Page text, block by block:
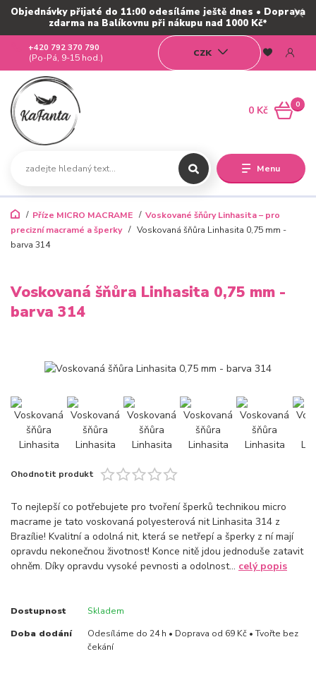
Objednávky přijaté do 11:00 odesíláme ještě dnes • Doprava
zdarma na Balíkovnu při nákupu nad 1000 Kč*
Menu
CZK
+420 792 370 790
(Po-Pá, 9-15 hod.)
0
0 Kč
Příze MICRO MACRAME
Voskované šňůry Linhasita – pro
precizní macramé a šperky
Voskovaná šňůra Linhasita 0,75 mm -
barva 314
Voskovaná šňůra Linhasita 0,75 mm -
barva 314
Ohodnotit produkt
To nejlepší co potřebujete pro tvoření šperků technikou micro
macrame je tato voskovaná polyesterová nit Linhasita 314 z
Brazílie! Kvalitní a odolná nit, která se netřepí a šperky z ní mají
opravdu nekonečnou životnost! Konce nitě jdou jednoduše zatavit
ohněm. Díky opravdu vysoké pevnosti a odolnost... celý popis
Dostupnost Skladem
Doba dodání
Odesíláme do 24 h • Doprava od 69 Kč • Tvořte bez
čekání